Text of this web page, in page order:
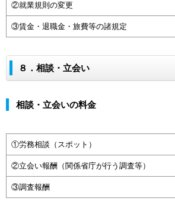
②就業規則の変更
③賃金・退職金・旅費等の諸規定
８．相談・立会い
相談・立会いの料金
①労務相談（スポット）
②立会い報酬（関係省庁が行う調査等）
③調査報酬